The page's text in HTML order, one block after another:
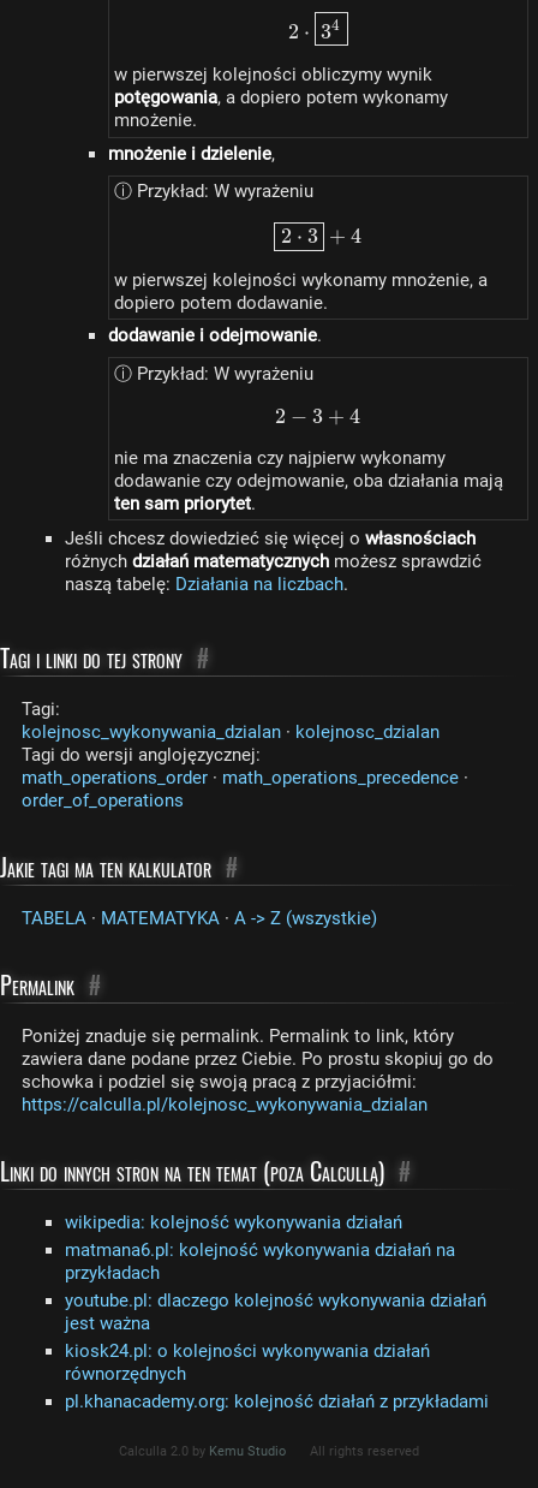
2 \cdot \boxed{3^4}
2 ⋅ 34
w pierwszej kolejności obliczymy wynik
potęgowania, a dopiero potem wykonamy
mnożenie.
mnożenie i dzielenie,
ⓘ Przykład: W wyrażeniu
\boxed{2 \cdot 3} + 4
2 ⋅ 3 + 4
w pierwszej kolejności wykonamy mnożenie, a
dopiero potem dodawanie.
dodawanie i odejmowanie.
ⓘ Przykład: W wyrażeniu
2 - 3 + 4
2 − 3 + 4
nie ma znaczenia czy najpierw wykonamy
dodawanie czy odejmowanie, oba działania mają
ten sam priorytet.
Jeśli chcesz dowiedzieć się więcej o własnościach
różnych działań matematycznych możesz sprawdzić
naszą tabelę: Działania na liczbach.
Tagi i linki do tej strony #
Tagi:
kolejnosc_wykonywania_dzialan · kolejnosc_dzialan
Tagi do wersji anglojęzycznej:
math_operations_order · math_operations_precedence ·
order_of_operations
Jakie tagi ma ten kalkulator #
TABELA · MATEMATYKA · A -> Z (wszystkie)
Permalink #
Poniżej znaduje się permalink. Permalink to link, który
zawiera dane podane przez Ciebie. Po prostu skopiuj go do
schowka i podziel się swoją pracą z przyjaciółmi:
https://calculla.pl/kolejnosc_wykonywania_dzialan
Linki do innych stron na ten temat (poza Calcullą) #
wikipedia: kolejność wykonywania działań
matmana6.pl: kolejność wykonywania działań na
przykładach
youtube.pl: dlaczego kolejność wykonywania działań
jest ważna
kiosk24.pl: o kolejności wykonywania działań
równorzędnych
pl.khanacademy.org: kolejność działań z przykładami
Calculla 2.0 by Kemu Studio All rights reserved